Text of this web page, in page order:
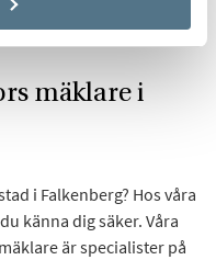
mäklare i
i Falkenberg? Hos våra
känna dig säker. Våra
är specialister på